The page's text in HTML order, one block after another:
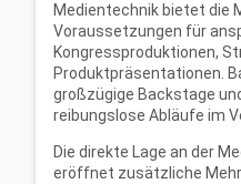
Medientechnik bietet die
Voraussetzungen für
Kongressproduktionen,
Produktpräsentationen.
großzügige Backstage
reibungslose Abläufe im
Die direkte Lage an der
eröffnet zusätzliche